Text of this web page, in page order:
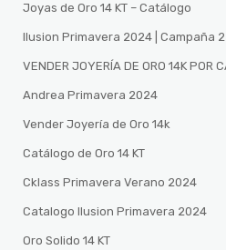
Joyas de Oro 14 KT – Catálogo
Ilusion Primavera 2024 | Campaña 2
VENDER JOYERÍA DE ORO 14K POR
Andrea Primavera 2024
Vender Joyería de Oro 14k
Catálogo de Oro 14 KT
Cklass Primavera Verano 2024
Catalogo Ilusion Primavera 2024
Oro Solido 14 KT